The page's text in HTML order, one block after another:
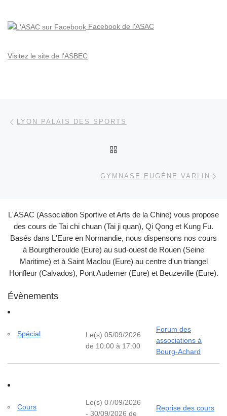
Facebook de l'ASAC
Visitez le site de l'ASBEC
Parcourir les articles
LYON PALAIS DES SPORTS
GYMNASE EUGÈNE VARLIN
L'ASAC (Association Sportive et Arts de la Chine) vous propose
des cours de Tai chi chuan (Tai ji quan), Qi Qong et Kung Fu.
Basés dans L'Eure en Normandie, nous dispensons nos cours
à Bourgtheroulde (Eure) au sud-ouest de Rouen (Seine
Maritime) et à Saint Maclou (Eure) au centre d'un triangel
Honfleur (Calvados), Pont Audemer (Eure) et Beuzeville (Eure).
Évènements
Spécial
Le(s) 05/09/2026
de 10:00 à 17:00
Forum des
associations à
Bourg-Achard
Cours
Le(s) 07/09/2026
- 30/09/2026 de
Reprise des cours